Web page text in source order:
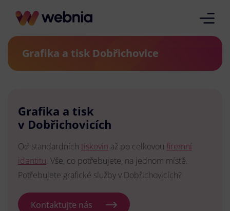
Grafika a tisk Dobřichovice
Grafika a tisk
v Dobřichovicích
Od standardních tiskovin až po celkovou firemní
identitu. Vše, co potřebujete, na jednom místě.
Potřebujete grafické služby v Dobřichovicích?
Kontaktujte nás